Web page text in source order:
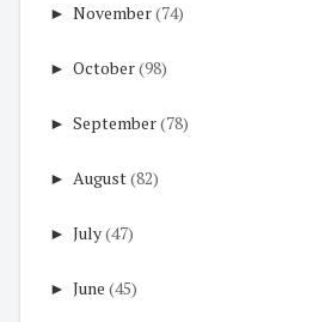
► November(74)
► October(98)
► September(78)
► August(82)
► July(47)
► June (45)